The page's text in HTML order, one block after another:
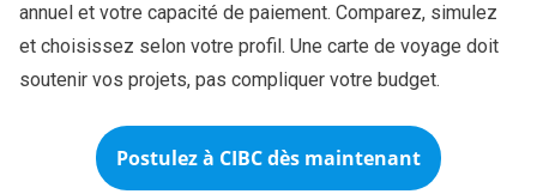
annuel et votre capacité de paiement. Comparez, simulez
et choisissez selon votre profil. Une carte de voyage doit
soutenir vos projets, pas compliquer votre budget.
Postulez à CIBCdès maintenant